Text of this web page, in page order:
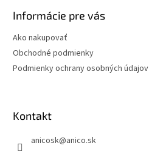
Informácie pre vás
Ako nakupovať
Obchodné podmienky
Podmienky ochrany osobných údajov
Kontakt
anicosk@anico.sk